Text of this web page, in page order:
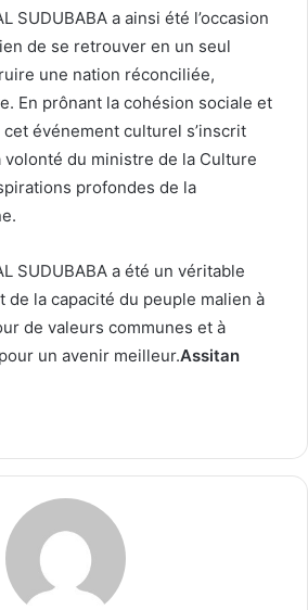
SUDUBABA a ainsi été l’occasion
de se retrouver en un seul
une nation réconciliée,
En prônant la cohésion sociale et
événement culturel s’inscrit
volonté du ministre de la Culture
profondes de la
SUDUBABA a été un véritable
de la capacité du peuple malien à
de valeurs communes et à
un avenir meilleur.Assitan